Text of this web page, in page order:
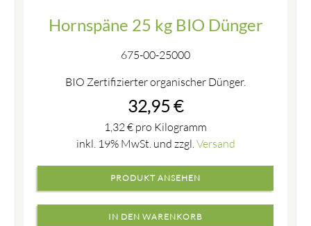
Hornspäne 25 kg BIO Dünger
675-00-25000
BIO Zertifizierter organischer Dünger.
32,95 €
1,32€ pro Kilogramm
inkl. 19% MwSt. und zzgl.Versand
PRODUKT ANSEHEN